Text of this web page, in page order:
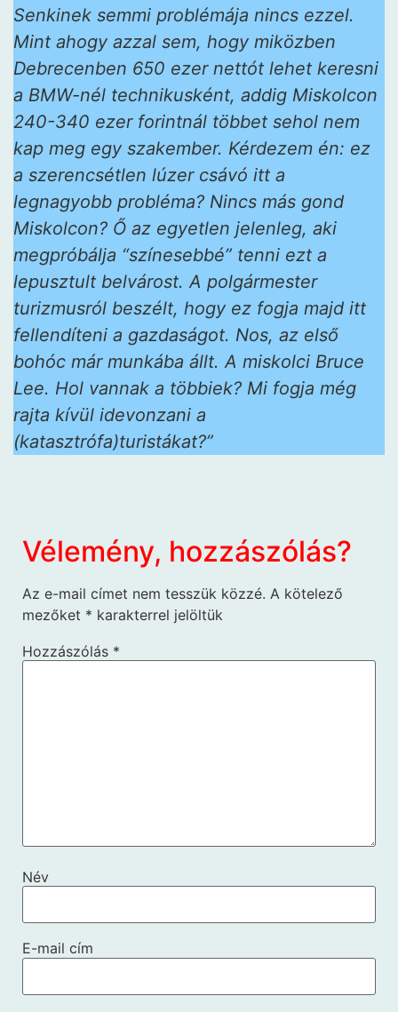
Senkinek semmi problémája nincs ezzel.
Mint ahogy azzal sem, hogy miközben
Debrecenben 650 ezer nettót lehet keresni
a BMW-nél technikusként, addig Miskolcon
240-340 ezer forintnál többet sehol nem
kap meg egy szakember. Kérdezem én: ez
a szerencsétlen lúzer csávó itt a
legnagyobb probléma? Nincs más gond
Miskolcon? Ő az egyetlen jelenleg, aki
megpróbálja “színesebbé” tenni ezt a
lepusztult belvárost. A polgármester
turizmusról beszélt, hogy ez fogja majd itt
fellendíteni a gazdaságot. Nos, az első
bohóc már munkába állt. A miskolci Bruce
Lee. Hol vannak a többiek? Mi fogja még
rajta kívül idevonzani a
(katasztrófa)turistákat?”
Vélemény, hozzászólás?
Az e-mail címet nem tesszük közzé. A kötelező
mezőket * karakterrel jelöltük
Hozzászólás *
Név
E-mail cím